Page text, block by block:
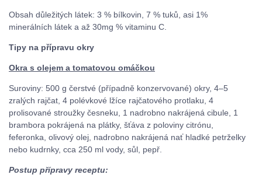
Obsah důležitých látek: 3 % bílkovin, 7 % tuků, asi 1%
minerálních látek a až 30mg % vitaminu C.
Tipy na přípravu okry
Okra s olejem a tomatovou omáčkou
Suroviny: 500 g čerstvé (případně konzervované) okry, 4–5
zralých rajčat, 4 polévkové lžíce rajčatového protlaku, 4
prolisované stroužky česneku, 1 nadrobno nakrájená cibule, 1
brambora pokrájená na plátky, šťáva z poloviny citrónu,
feferonka, olivový olej, nadrobno nakrájená nať hladké petrželky
nebo kudrnky, cca 250 ml vody, sůl, pepř.
Postup přípravy receptu: